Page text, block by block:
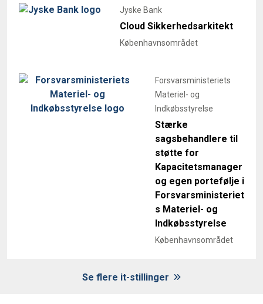
Jyske Bank
Cloud Sikkerhedsarkitekt
Københavnsområdet
Forsvarsministeriets
Materiel- og
Indkøbsstyrelse
Stærke
sagsbehandlere til
støtte for
Kapacitetsmanager
og egen portefølje i
Forsvarsministeriet
s Materiel- og
Indkøbsstyrelse
Københavnsområdet
Se flere it-stillinger